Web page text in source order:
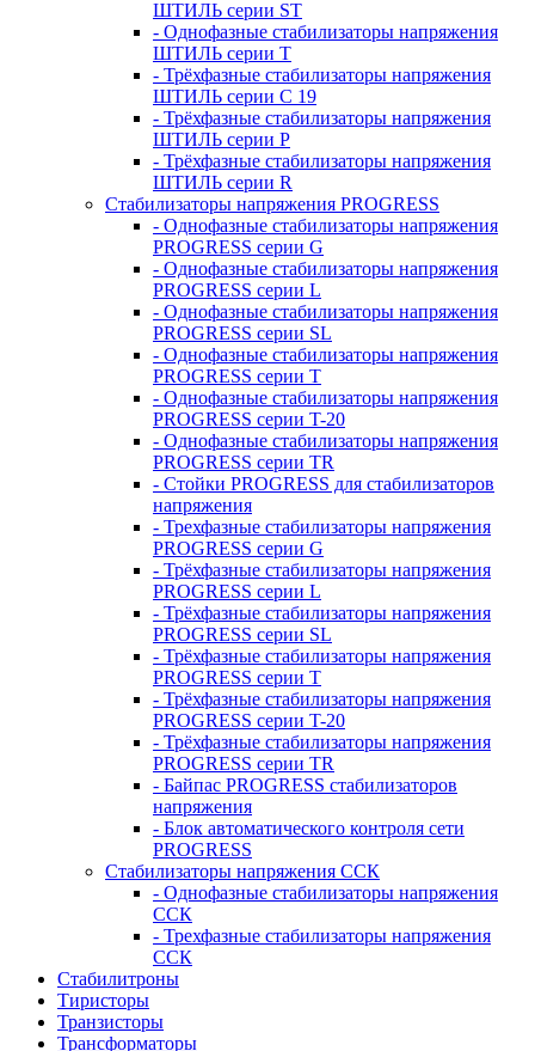
ШТИЛЬ серии ST
- Однофазные стабилизаторы напряжения
ШТИЛЬ серии T
- Трёхфазные стабилизаторы напряжения
ШТИЛЬ серии C 19
- Трёхфазные стабилизаторы напряжения
ШТИЛЬ серии P
- Трёхфазные стабилизаторы напряжения
ШТИЛЬ серии R
Стабилизаторы напряжения PROGRESS
- Однофазные стабилизаторы напряжения
PROGRESS серии G
- Однофазные стабилизаторы напряжения
PROGRESS серии L
- Однофазные стабилизаторы напряжения
PROGRESS серии SL
- Однофазные стабилизаторы напряжения
PROGRESS серии T
- Однофазные стабилизаторы напряжения
PROGRESS серии T-20
- Однофазные стабилизаторы напряжения
PROGRESS серии TR
- Стойки PROGRESS для стабилизаторов
напряжения
- Трехфазные стабилизаторы напряжения
PROGRESS серии G
- Трёхфазные стабилизаторы напряжения
PROGRESS серии L
- Трёхфазные стабилизаторы напряжения
PROGRESS серии SL
- Трёхфазные стабилизаторы напряжения
PROGRESS серии T
- Трёхфазные стабилизаторы напряжения
PROGRESS серии T-20
- Трёхфазные стабилизаторы напряжения
PROGRESS серии TR
- Байпас PROGRESS стабилизаторов
напряжения
- Блок автоматического контроля сети
PROGRESS
Стабилизаторы напряжения ССК
- Однофазные стабилизаторы напряжения
ССК
- Трехфазные стабилизаторы напряжения
ССК
Стабилитроны
Тиристоры
Транзисторы
Трансформаторы